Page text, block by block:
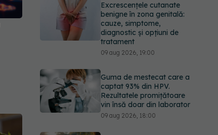
Excrescențele cutanate
benigne în zona genitală:
cauze, simptome,
diagnostic și opțiuni de
tratament
09 aug 2026, 19:00
Guma de mestecat care a
captat 93% din HPV.
Rezultatele promițătoare
vin însă doar din laborator
09 aug 2026, 18:00